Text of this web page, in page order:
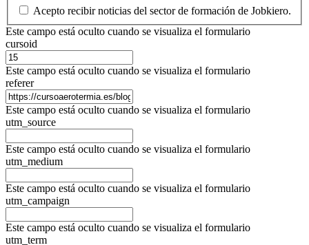
Acepto recibir noticias del sector de formación de Jobkiero.
Este campo está oculto cuando se visualiza el formulario
cursoid
Este campo está oculto cuando se visualiza el formulario
referer
Este campo está oculto cuando se visualiza el formulario
utm_source
Este campo está oculto cuando se visualiza el formulario
utm_medium
Este campo está oculto cuando se visualiza el formulario
utm_campaign
Este campo está oculto cuando se visualiza el formulario
utm_term